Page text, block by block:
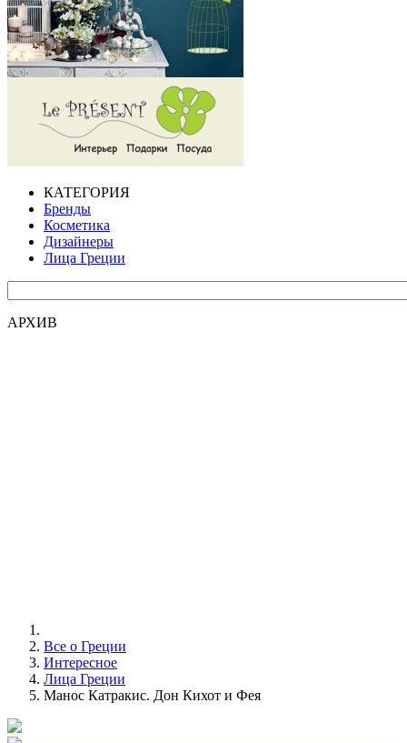
КАТЕГОРИЯ
Бренды
Косметика
Дизайнеры
Лица Греции
АРХИВ
Все о Греции
Интересное
Лица Греции
Манос Катракис. Дон Кихот и Фея